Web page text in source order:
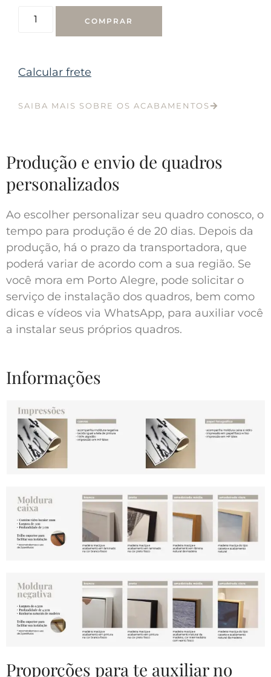
COMPRAR
Calcular frete
SAIBA MAIS SOBRE OS ACABAMENTOS
Produção e envio de quadros
personalizados
Ao escolher personalizar seu quadro conosco, o
tempo para produção é de 20 dias. Depois da
produção, há o prazo da transportadora, que
poderá variar de acordo com a sua região. Se
você mora em Porto Alegre, pode solicitar o
serviço de instalação dos quadros, bem como
dicas e vídeos via WhatsApp, para auxiliar você
a instalar seus próprios quadros.
Informações
Proporções para te auxiliar no